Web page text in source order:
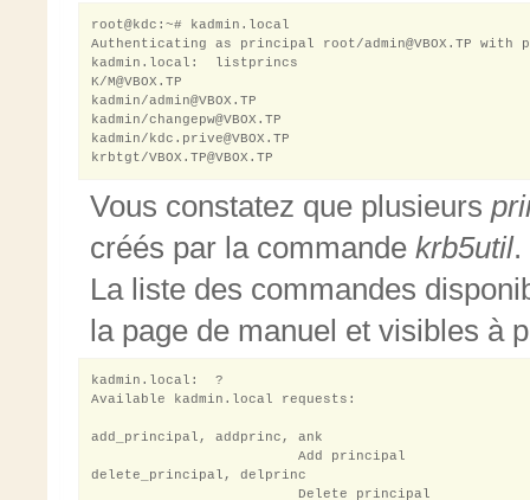
root@kdc:~# kadmin.local
Authenticating as principal root/admin@VBOX.TP with
kadmin.local:  listprincs
K/M@VBOX.TP
kadmin/admin@VBOX.TP
kadmin/changepw@VBOX.TP
kadmin/kdc.prive@VBOX.TP
Vous constatez que plusieurs
créés par la commande krb5util.
La liste des commandes
la page de manuel et visibles à
kadmin.local:  ?
Available kadmin.local requests:
add_principal, addprinc, ank
                         Add principal
delete_principal, delprinc
                         Delete principal